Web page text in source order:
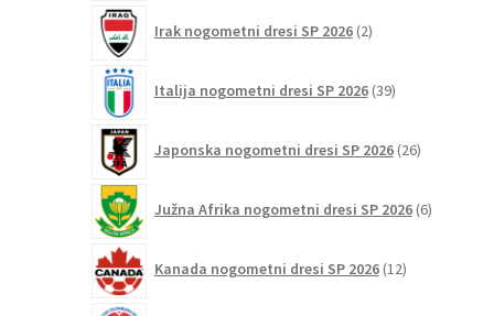
Irak nogometni dresi SP 2026 2izdelka
Italija nogometni dresi SP 2026 39izdelkov
Japonska nogometni dresi SP 2026 26izdelkov
Južna Afrika nogometni dresi SP 2026 6izdelkov
Kanada nogometni dresi SP 2026 12izdelkov